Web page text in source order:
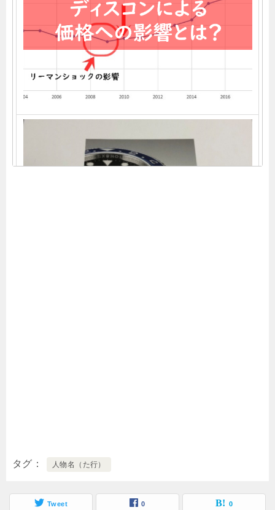
タグ 人物名（た行）
Tweet 0 0